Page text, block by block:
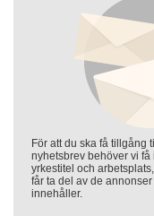
För att du ska få tillgång
nyhetsbrev behöver vi få
yrkestitel och
får ta del av de
innehåller.